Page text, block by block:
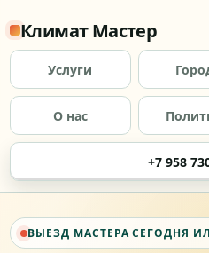
Климат Мастер
Услуги
О нас
+7 958
ВЫЕЗД МАСТЕРА СЕГОДНЯ